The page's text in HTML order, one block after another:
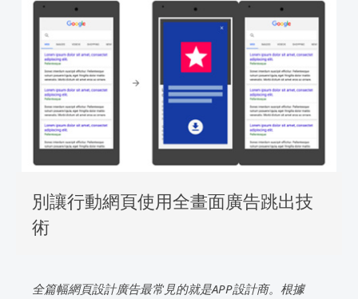
別讓行動網頁使用全畫面廣告跳出技
術
全篇幅網頁設計廣告最常見的就是APP設計商。根據